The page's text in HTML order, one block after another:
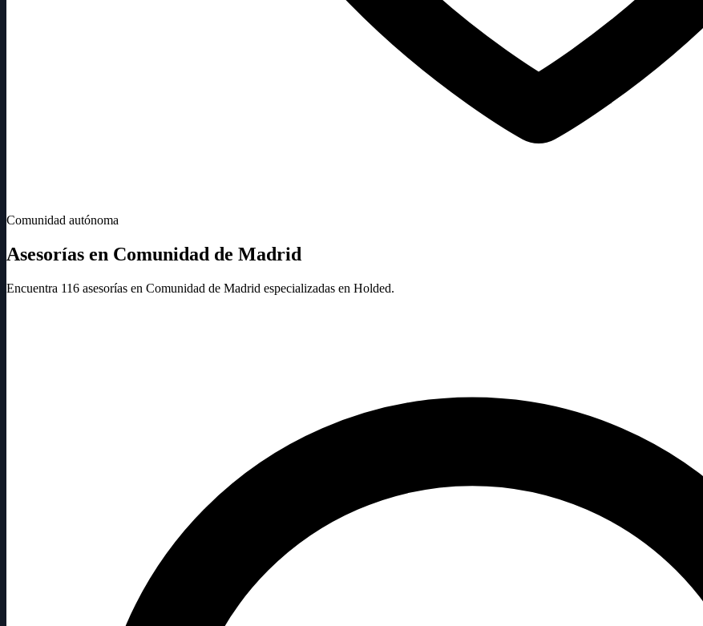
Comunidad autónoma
Asesorías en Comunidad de Madrid
Encuentra 116 asesorías en Comunidad de Madrid especializadas en Holded.